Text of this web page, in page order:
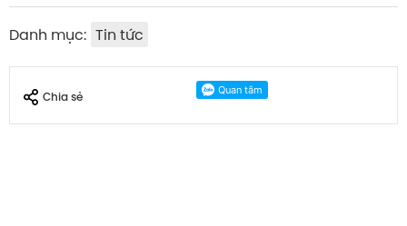
Danh mục: Tin tức
Chia sẻ